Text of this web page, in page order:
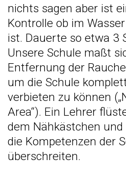
nichts sagen aber ist
Kontrolle ob im
ist. Dauerte so etwa 3
Unsere Schule maßt
Entfernung der
um die Schule
verbieten zu können
Area“). Ein Lehrer
dem Nähkästchen
die Kompetenzen der
überschreiten.